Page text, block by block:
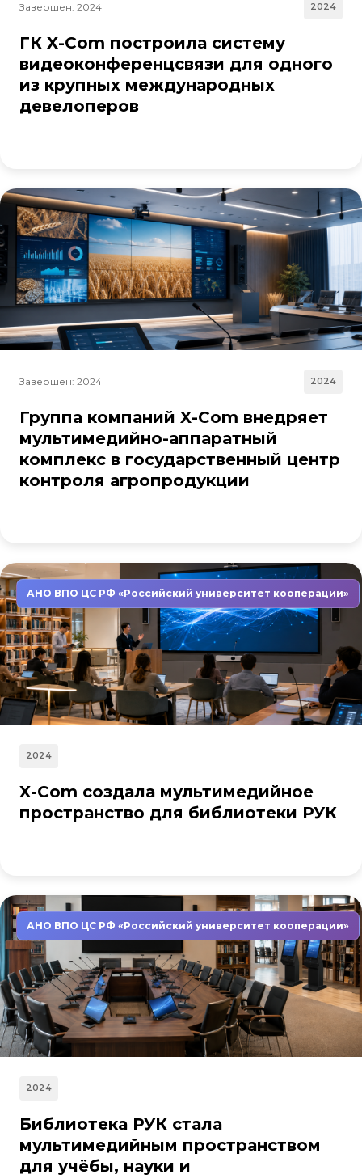
Завершен: 2024 2024
ГК X-Com построила систему
видеоконференцсвязи для одного
из крупных международных
девелоперов
Завершен: 2024 2024
Группа компаний X-Com внедряет
мультимедийно-аппаратный
комплекс в государственный центр
контроля агропродукции
АНО ВПО ЦС РФ «Российский университет кооперации»
2024
X-Com создала мультимедийное
пространство для библиотеки РУК
АНО ВПО ЦС РФ «Российский университет кооперации»
2024
Библиотека РУК стала
мультимедийным пространством
для учёбы, науки и